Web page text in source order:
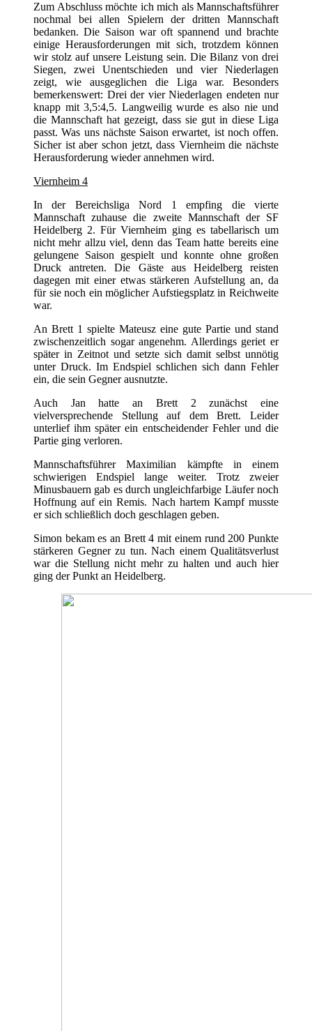
Zum Abschluss möchte ich mich als Mannschaftsführer
nochmal bei allen Spielern der dritten Mannschaft
bedanken. Die Saison war oft spannend und brachte
einige Herausforderungen mit sich, trotzdem können
wir stolz auf unsere Leistung sein. Die Bilanz von drei
Siegen, zwei Unentschieden und vier Niederlagen
zeigt, wie ausgeglichen die Liga war. Besonders
bemerkenswert: Drei der vier Niederlagen endeten nur
knapp mit 3,5:4,5. Langweilig wurde es also nie und
die Mannschaft hat gezeigt, dass sie gut in diese Liga
passt. Was uns nächste Saison erwartet, ist noch offen.
Sicher ist aber schon jetzt, dass Viernheim die nächste
Herausforderung wieder annehmen wird.
Viernheim 4
In der Bereichsliga Nord 1 empfing die vierte
Mannschaft zuhause die zweite Mannschaft der SF
Heidelberg 2. Für Viernheim ging es tabellarisch um
nicht mehr allzu viel, denn das Team hatte bereits eine
gelungene Saison gespielt und konnte ohne großen
Druck antreten. Die Gäste aus Heidelberg reisten
dagegen mit einer etwas stärkeren Aufstellung an, da
für sie noch ein möglicher Aufstiegsplatz in Reichweite
war.
An Brett 1 spielte Mateusz eine gute Partie und stand
zwischenzeitlich sogar angenehm. Allerdings geriet er
später in Zeitnot und setzte sich damit selbst unnötig
unter Druck. Im Endspiel schlichen sich dann Fehler
ein, die sein Gegner ausnutzte.
Auch Jan hatte an Brett 2 zunächst eine
vielversprechende Stellung auf dem Brett. Leider
unterlief ihm später ein entscheidender Fehler und die
Partie ging verloren.
Mannschaftsführer Maximilian kämpfte in einem
schwierigen Endspiel lange weiter. Trotz zweier
Minusbauern gab es durch ungleichfarbige Läufer noch
Hoffnung auf ein Remis. Nach hartem Kampf musste
er sich schließlich doch geschlagen geben.
Simon bekam es an Brett 4 mit einem rund 200 Punkte
stärkeren Gegner zu tun. Nach einem Qualitätsverlust
war die Stellung nicht mehr zu halten und auch hier
ging der Punkt an Heidelberg.